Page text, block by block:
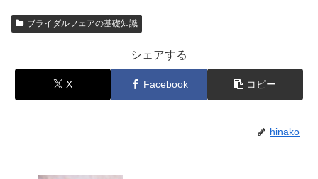
ブライダルフェアの基礎知識
シェアする
X Facebook コピー
hinako